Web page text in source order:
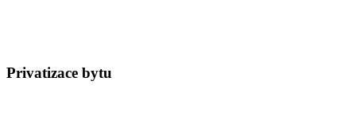
Privatizace bytu